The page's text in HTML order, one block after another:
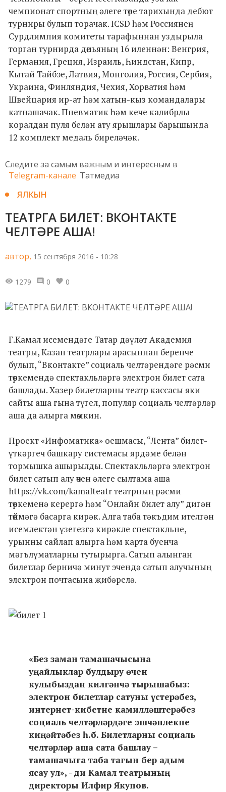
чемпионат спортның әлеге төре тарихында дебют
турниры булып торачак. ICSD һәм Россиянең
Сурдлимпия комитеты тарафыннан уздырыла
торган турнирда дөньяның 16 иленнән: Венгрия,
Германия, Греция, Израиль, Һиндстан, Кипр,
Кытай Тайбэе, Латвия, Монголия, Россия, Сербия,
Украина, Финляндия, Чехия, Хорватия һәм
Швейцария ир-ат һәм хатын-кыз командалары
катнашачак. Пневматик һәм кече калибрлы
коралдан пуля белән ату ярышлары барышында
12 комплект медаль биреләчәк.
Следите за самым важным и интересным в
Telegram-канале Татмедиа
ЯЛКЫН
ТЕАТРГА БИЛЕТ: ВКОНТАКТЕ
ЧЕЛТӘРЕ АША!
автор, 15 сентября 2016 - 10:28
1279 0 0
Г.Камал исемендәге Татар дәүләт Академия
театры, Казан театрлары арасыннан беренче
булып, “Вконтакте” социаль челтәрендәге рәсми
төркемендә спектакльләргә электрон билет сата
башлады. Хәзер билетларны театр кассасы яки
сайты аша гына түгел, популяр социаль челтәрләр
аша да алырга мөмкин.
Проект «Инфоматика» оешмасы, “Лента” билет-
үткәргеч башкару системасы ярдәме белән
тормышка ашырылды. Спектакльләргә электрон
билет сатып алу өчен әлеге сылтама аша
https://vk.com/kamalteatr театрның рәсми
төркеменә керергә һәм “Онлайн билет алу” дигән
төймәгә басарга кирәк. Алга таба тәкъдим ителгән
исемлектән үзегезгә кирәкле спектакльне,
урынны сайлап алырга һәм карта буенча
мәгълүматларны тутырырга. Сатып алынган
билетлар берничә минут эчендә сатып алучының
электрон почтасына җибәрелә.
«Без заман тамашачысына
уңайлыклар булдыру өчен
кулыбыздан килгәнчә тырышабыз:
электрон билетлар сатуны үстерәбез,
интернет-кибетне камилләштерәбез
социаль челтәрләрдәге эшчәнлекне
киңәйтәбез һ.б. Билетларны социаль
челтәрләр аша сата башлау –
тамашачыга таба тагын бер адым
ясау ул», - ди Камал театрының
директоры Илфир Якупов.